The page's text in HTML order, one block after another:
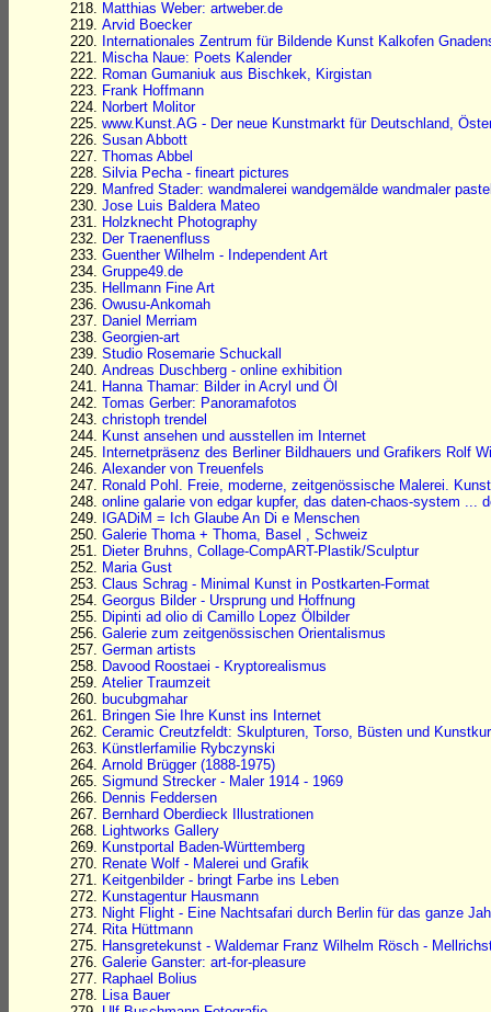
Matthias Weber: artweber.de
Arvid Boecker
Internationales Zentrum für Bildende Kunst Kalkofen
Mischa Naue: Poets Kalender
Roman Gumaniuk aus Bischkek, Kirgistan
Frank Hoffmann
Norbert Molitor
www.Kunst.AG - Der neue Kunstmarkt für Deutschland,
Susan Abbott
Thomas Abbel
Silvia Pecha - fineart pictures
Manfred Stader: wandmalerei wandgemälde wandmaler
Jose Luis Baldera Mateo
Holzknecht Photography
Der Traenenfluss
Guenther Wilhelm - Independent Art
Gruppe49.de
Hellmann Fine Art
Owusu-Ankomah
Daniel Merriam
Georgien-art
Studio Rosemarie Schuckall
Andreas Duschberg - online exhibition
Hanna Thamar: Bilder in Acryl und Öl
Tomas Gerber: Panoramafotos
christoph trendel
Kunst ansehen und ausstellen im Internet
Internetpräsenz des Berliner Bildhauers und Grafikers Rolf
Alexander von Treuenfels
Ronald Pohl. Freie, moderne, zeitgenössische Malerei.
online galarie von edgar kupfer, das daten-chaos-system ...
IGADiM = Ich Glaube An Di e Menschen
Galerie Thoma + Thoma, Basel , Schweiz
Dieter Bruhns, Collage-CompART-Plastik/Sculptur
Maria Gust
Claus Schrag - Minimal Kunst in Postkarten-Format
Georgus Bilder - Ursprung und Hoffnung
Dipinti ad olio di Camillo Lopez Ölbilder
Galerie zum zeitgenössischen Orientalismus
German artists
Davood Roostaei - Kryptorealismus
Atelier Traumzeit
bucubgmahar
Bringen Sie Ihre Kunst ins Internet
Ceramic Creutzfeldt: Skulpturen, Torso, Büsten und
Künstlerfamilie Rybczynski
Arnold Brügger (1888-1975)
Sigmund Strecker - Maler 1914 - 1969
Dennis Feddersen
Bernhard Oberdieck Illustrationen
Lightworks Gallery
Kunstportal Baden-Württemberg
Renate Wolf - Malerei und Grafik
Keitgenbilder - bringt Farbe ins Leben
Kunstagentur Hausmann
Night Flight - Eine Nachtsafari durch Berlin für das ganze
Rita Hüttmann
Hansgretekunst - Waldemar Franz Wilhelm Rösch -
Galerie Ganster: art-for-pleasure
Raphael Bolius
Lisa Bauer